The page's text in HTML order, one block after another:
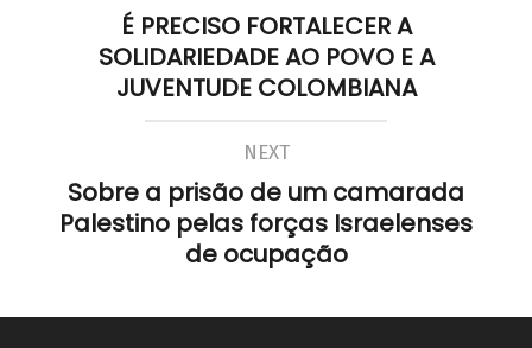
É PRECISO FORTALECER A
SOLIDARIEDADE AO POVO E A
JUVENTUDE COLOMBIANA
NEXT
Sobre a prisão de um camarada
Palestino pelas forças Israelenses
de ocupação